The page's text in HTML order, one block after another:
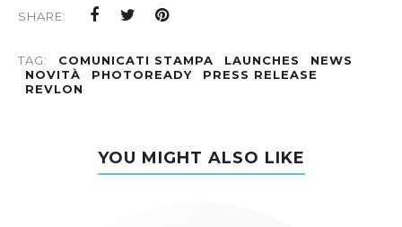
SHARE:
TAG: COMUNICATI STAMPA LAUNCHES
NEWS
NOVITÀ
PHOTOREADY
PRESS RELEASE
REVLON
YOU MIGHT ALSO LIKE